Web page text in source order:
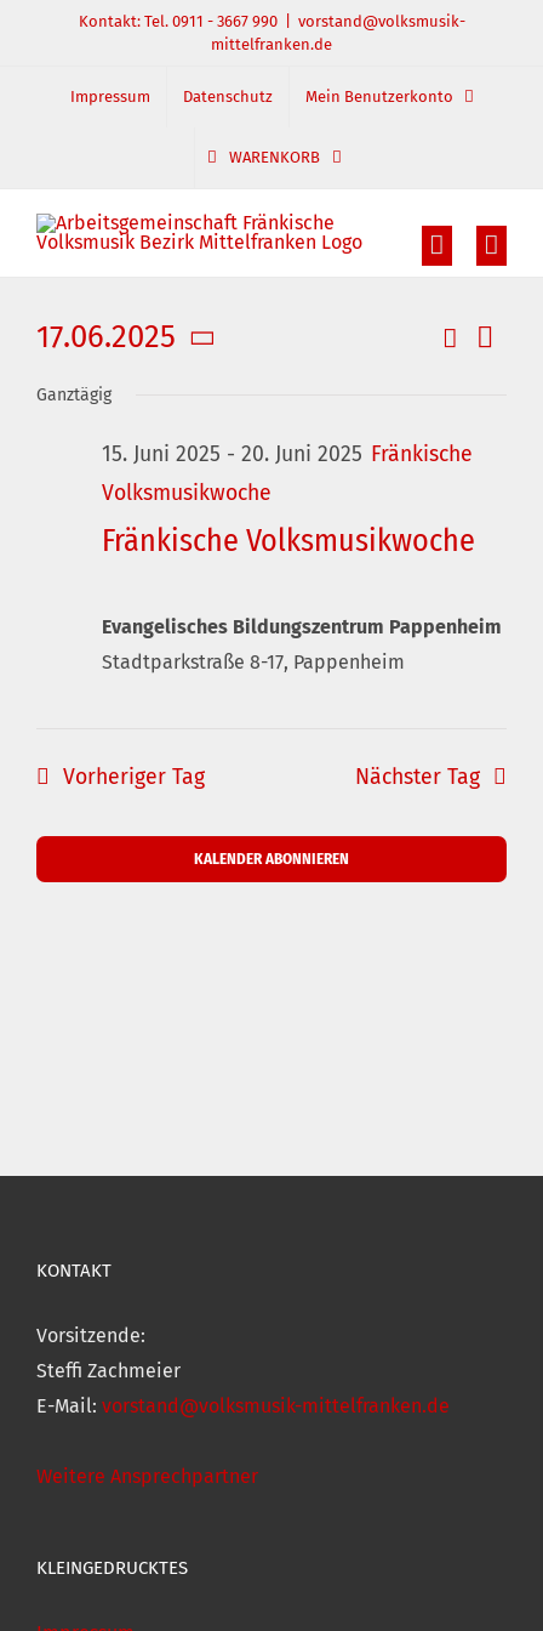
springen
Kontakt: Tel. 0911 - 3667 990
vorstand@volksmusik-
mittelfranken.de
Impressum Datenschutz Mein Benutzerkonto
WARENKORB
Suche
Tag
17.06.2025
wählen.
Ganztägig
Fränkische Volksmusikwoche
15. Juni 2025 - 20. Juni 2025 Fränkische
Volksmusikwoche
Evangelisches Bildungszentrum Pappenheim
Stadtparkstraße 8-17, Pappenheim
Vorheriger Tag Nächster Tag
KALENDER ABONNIEREN
KONTAKT
Vorsitzende:
Steffi Zachmeier
E-Mail: vorstand@volksmusik-mittelfranken.de
Weitere Ansprechpartner
KLEINGEDRUCKTES